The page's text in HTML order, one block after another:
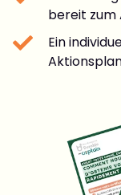
bereit zum
Ein